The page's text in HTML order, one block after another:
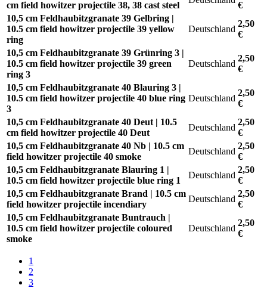
cm field howitzer projectile 38, 38 cast steel
€
10,5 cm Feldhaubitzgranate 39 Gelbring |
10.5 cm field howitzer projectile 39 yellow
ring
Deutschland
2,50
€
10,5 cm Feldhaubitzgranate 39 Grünring 3 |
10.5 cm field howitzer projectile 39 green
ring 3
Deutschland
2,50
€
10,5 cm Feldhaubitzgranate 40 Blauring 3 |
10.5 cm field howitzer projectile 40 blue ring
3
Deutschland
2,50
€
10,5 cm Feldhaubitzgranate 40 Deut | 10.5
cm field howitzer projectile 40 Deut
Deutschland
2,50
€
10,5 cm Feldhaubitzgranate 40 Nb | 10.5 cm
field howitzer projectile 40 smoke
Deutschland
2,50
€
10,5 cm Feldhaubitzgranate Blauring 1 |
10.5 cm field howitzer projectile blue ring 1
Deutschland
2,50
€
10,5 cm Feldhaubitzgranate Brand | 10.5 cm
field howitzer projectile incendiary
Deutschland
2,50
€
10,5 cm Feldhaubitzgranate Buntrauch |
10.5 cm field howitzer projectile coloured
smoke
Deutschland
2,50
€
1
2
3